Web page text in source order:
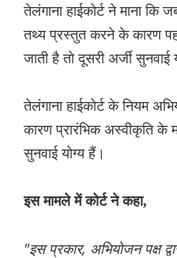
तेलंगाना हाईकोर्ट ने माना कि
तथ्य प्रस्तुत करने के कारण
जाती है तो दूसरी अर्जी सुनवाई
तेलंगाना हाईकोर्ट के नियम
कारण प्रारंभिक अस्वीकृति
सुनवाई योग्य हैं।
इस मामले में कोर्ट ने कहा,
"इस प्रकार, अभियोजन पक्ष